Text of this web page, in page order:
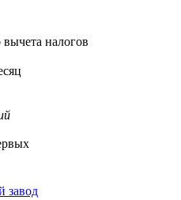
вычета налогов
завод